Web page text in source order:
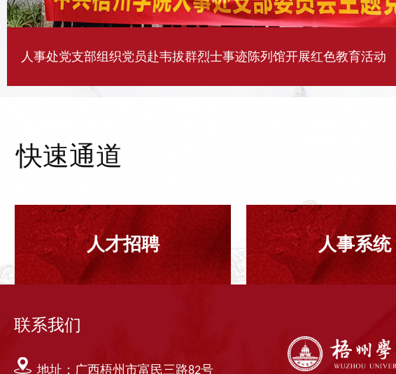
人事处党支部组织党员赴韦拔群烈士事迹陈列馆开展红色教育活动
快速通道
人才招聘 人事系统
联系我们
地址：广西梧州市富民三路82号